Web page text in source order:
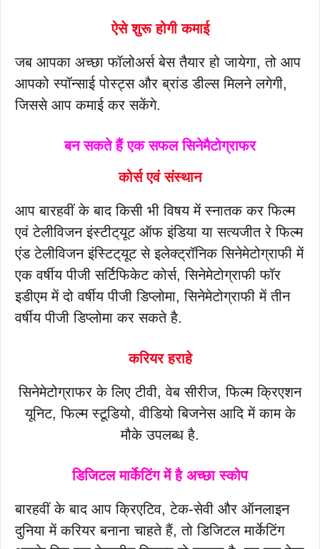
ऐसे शुरू होगी कमाई
जब आपका अच्छा फॉलोअर्स बेस तैयार हो जायेगा, तो आप
आपको स्पॉन्साई पोस्ट्स और ब्रांड डील्स मिलने लगेगी,
जिससे आप कमाई कर सकेंगे.
बन सकते हैं एक सफल सिनेमैटोग्राफर
कोर्स एवं संस्थान
आप बारहवीं के बाद किसी भी विषय में स्नातक कर फिल्म
एवं टेलीविजन इंस्टीट्‌यूट ऑफ इंडिया या सत्यजीत रे फिल्म
एंड टेलीविजन इंस्टिट्‌यूट से इलेक्ट्रॉनिक सिनेमेटोग्राफी में
एक वर्षीय पीजी सर्टिफिकेट कोर्स, सिनेमेटोग्राफी फॉर
इडीएम में दो वर्षीय पीजी डिप्लोमा, सिनेमेटोग्राफी में तीन
वर्षीय पीजी डिप्लोमा कर सकते है.
करियर हराहे
सिनेमेटोग्राफर के लिए टीवी, वेब सीरीज, फिल्म क्रिएशन
यूनिट, फिल्म स्टूडियो, वीडियो बिजनेस आदि में काम के
मौके उपलब्ध है.
डिजिटल मार्केटिंग में है अच्छा स्कोप
बारहवीं के बाद आप क्रिएटिव, टेक-सेवी और ऑनलाइन
दुनिया में करियर बनाना चाहते हैं, तो डिजिटल मार्केटिंग